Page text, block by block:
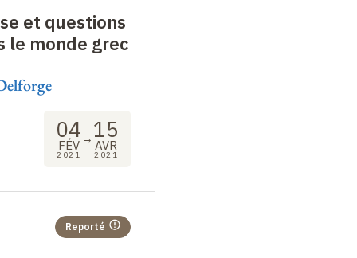
et questions
le monde grec
04
FÉV
2021
→ 15
AVR
2021
Reporté